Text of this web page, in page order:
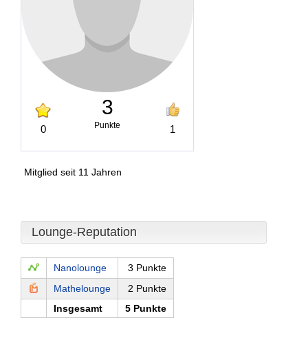
0
3
Punkte 1
Mitglied seit 11 Jahren
Lounge-Reputation
Nanolounge
3 Punkte
Mathelounge
2 Punkte
Insgesamt
5 Punkte